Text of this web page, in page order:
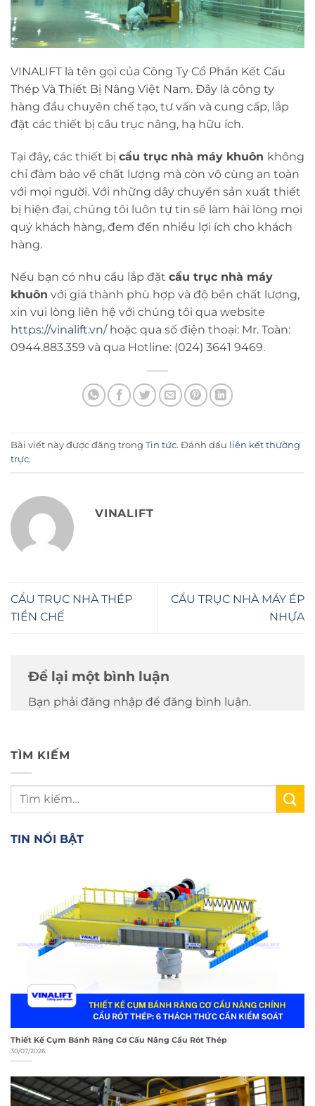
VINALIFT là tên gọi của Công Ty Cổ Phần Kết Cấu
Thép Và Thiết Bị Nâng Việt Nam. Đây là công ty
hàng đầu chuyên chế tạo, tư vấn và cung cấp, lắp
đặt các thiết bị cầu trục nâng, hạ hữu ích.
Tại đây, các thiết bị cầu trục nhà máy khuôn không
chỉ đảm bảo về chất lượng mà còn vô cùng an toàn
với mọi người. Với những dây chuyền sản xuất thiết
bị hiện đại, chúng tôi luôn tự tin sẽ làm hài lòng mọi
quý khách hàng, đem đến nhiều lợi ích cho khách
hàng.
Nếu bạn có nhu cầu lắp đặt cầu trục nhà máy
khuôn với giá thành phù hợp và độ bền chất lượng,
xin vui lòng liên hệ với chúng tôi qua website
https://vinalift.vn/hoặc qua số điện thoại: Mr. Toàn:
0944.883.359 và qua Hotline: (024) 3641 9469.
Bài viết này được đăng trong Tin tức. Đánh dấu liên kết thường
trực.
VINALIFT
CẦU TRỤC NHÀ THÉP
TIỀN CHẾ
CẦU TRỤC NHÀ MÁY ÉP
NHỰA
Để lại một bình luận
Bạn phải đăng nhập để đăng bình luận.
TÌM KIẾM
TIN NỔI BẬT
Thiết Kế Cụm Bánh Răng Cơ Cấu Nâng Cẩu Rót Thép
30/07/2026